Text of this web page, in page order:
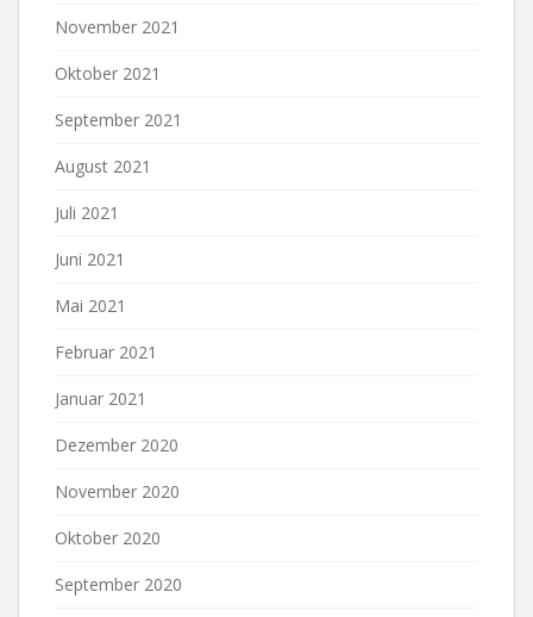
November 2021
Oktober 2021
September 2021
August 2021
Juli 2021
Juni 2021
Mai 2021
Februar 2021
Januar 2021
Dezember 2020
November 2020
Oktober 2020
September 2020